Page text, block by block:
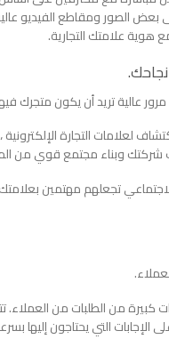
عالية تريد أن يكون متجرك
لعلامات التجارة
وبناء مجتمع قوي من
تجعلهم مهتمين بعلامتك
كبيرة من الطلبات من
التي يحتاجون إليها